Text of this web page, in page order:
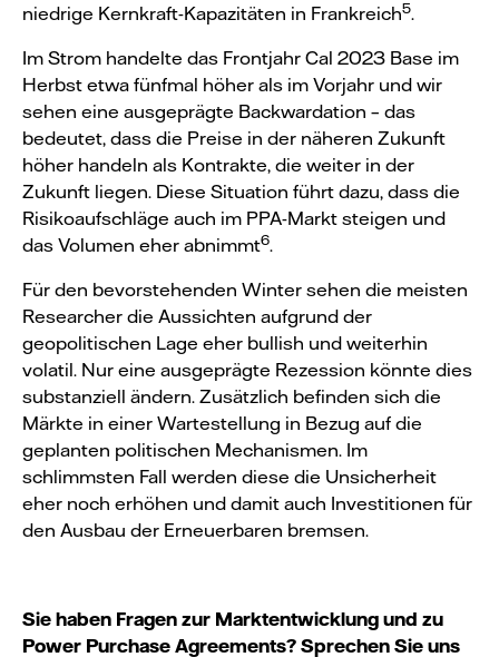
niedrige Kernkraft-Kapazitäten in Frankreich5
Im Strom handelte das Frontjahr Cal 2023 Base im
Herbst etwa fünfmal höher als im Vorjahr und wir
sehen eine ausgeprägte Backwardation – das
bedeutet, dass die Preise in der näheren Zukunft
höher handeln als Kontrakte, die weiter in der
Zukunft liegen. Diese Situation führt dazu, dass die
Risikoaufschläge auch im PPA-Markt steigen und
das Volumen eher abnimmt6
Für den bevorstehenden Winter sehen die meisten
Researcher die Aussichten aufgrund der
geopolitischen Lage eher bullish und weiterhin
volatil. Nur eine ausgeprägte Rezession könnte dies
substanziell ändern. Zusätzlich befinden sich die
Märkte in einer Wartestellung in Bezug auf die
geplanten politischen Mechanismen. Im
schlimmsten Fall werden diese die Unsicherheit
eher noch erhöhen und damit auch Investitionen für
den Ausbau der Erneuerbaren bremsen.
Sie haben Fragen zur Marktentwicklung und zu
Power Purchase Agreements? Sprechen Sie uns